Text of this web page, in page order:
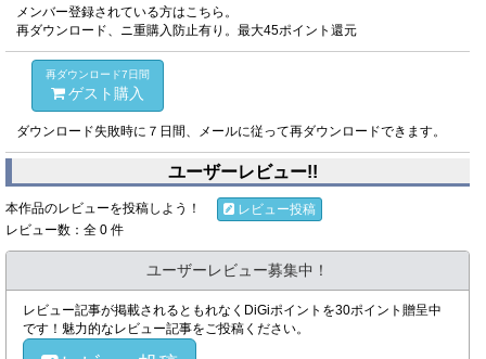
メンバー登録されている方はこちら。
再ダウンロード、ニ重購入防止有り。最大45ポイント還元
再ダウンロード7日間
ゲスト購入
ダウンロード失敗時に７日間、メールに従って再ダウンロードできます。
ユーザーレビュー!!
本作品のレビューを投稿しよう！
レビュー投稿
レビュー数：全 0 件
ユーザーレビュー募集中！
レビュー記事が掲載されるともれなくDiGiポイントを30ポイント贈呈中
です！魅力的なレビュー記事をご投稿ください。